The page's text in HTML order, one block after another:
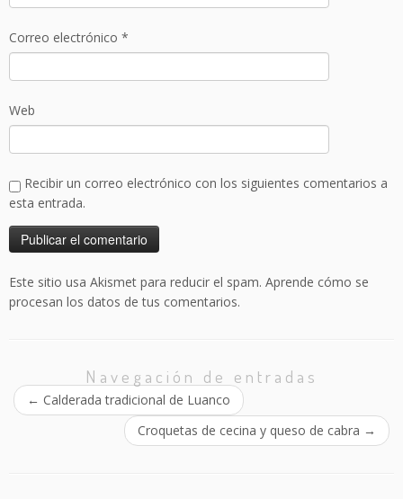
Correo electrónico *
Web
Recibir un correo electrónico con los siguientes comentarios a
esta entrada.
Este sitio usa Akismet para reducir el spam. Aprende cómo se
procesan los datos de tus comentarios.
Navegación de entradas
← Calderada tradicional de Luanco
Croquetas de cecina y queso de cabra →